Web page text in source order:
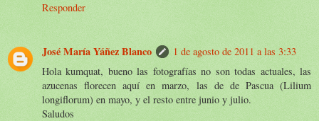
Responder
José María Yáñez Blanco
1 de agosto de 2011 a las 3:33
Hola kumquat, bueno las fotografías no son todas actuales, las
azucenas florecen aquí en marzo, las de de Pascua (Lilium
longiflorum) en mayo, y el resto entre junio y julio.
Saludos